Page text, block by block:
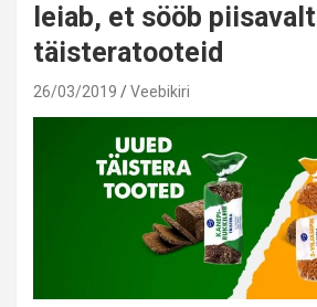
leiab, et sööb piisavalt
täisteratooteid
26/03/2019 Veebikiri